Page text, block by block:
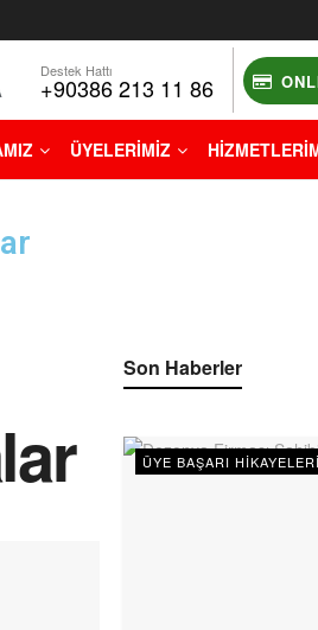
Destek Hattı
+90386 213 11 86
ÜYELERİMİZ
Son Haberler
ÜYE BAŞARI HIKAYELERI